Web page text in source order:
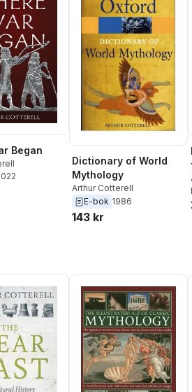
Began
Dictionary of World
Mythology
Arthur Cotterell
E-bok 1986
143 kr